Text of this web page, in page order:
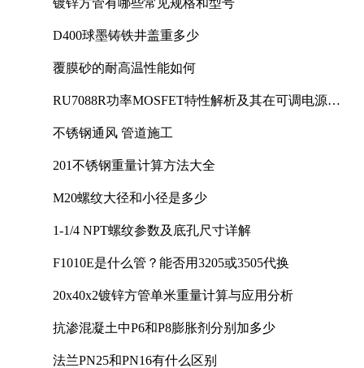
D400球墨铸铁井盖重多少
覆膜砂的耐高温性能如何
RU7088R功率MOSFET特性解析及其在可调电源设
不锈钢通风 管道施工
201不锈钢重量计算方法大全
M20螺纹大径和小径是多少
1-1/4 NPT螺纹参数及底孔尺寸详解
F1010E是什么管？能否用3205或3505代换
20x40x2镀锌方管单米重量计算与应用分析
抗渗混凝土中P6和P8膨胀剂分别加多少
法兰PN25和PN16有什么区别